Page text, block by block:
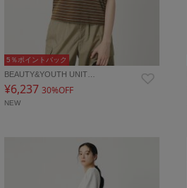
5％ポイントバック
BEAUTY&YOUTH UNIT…
¥6,237 30%OFF
NEW